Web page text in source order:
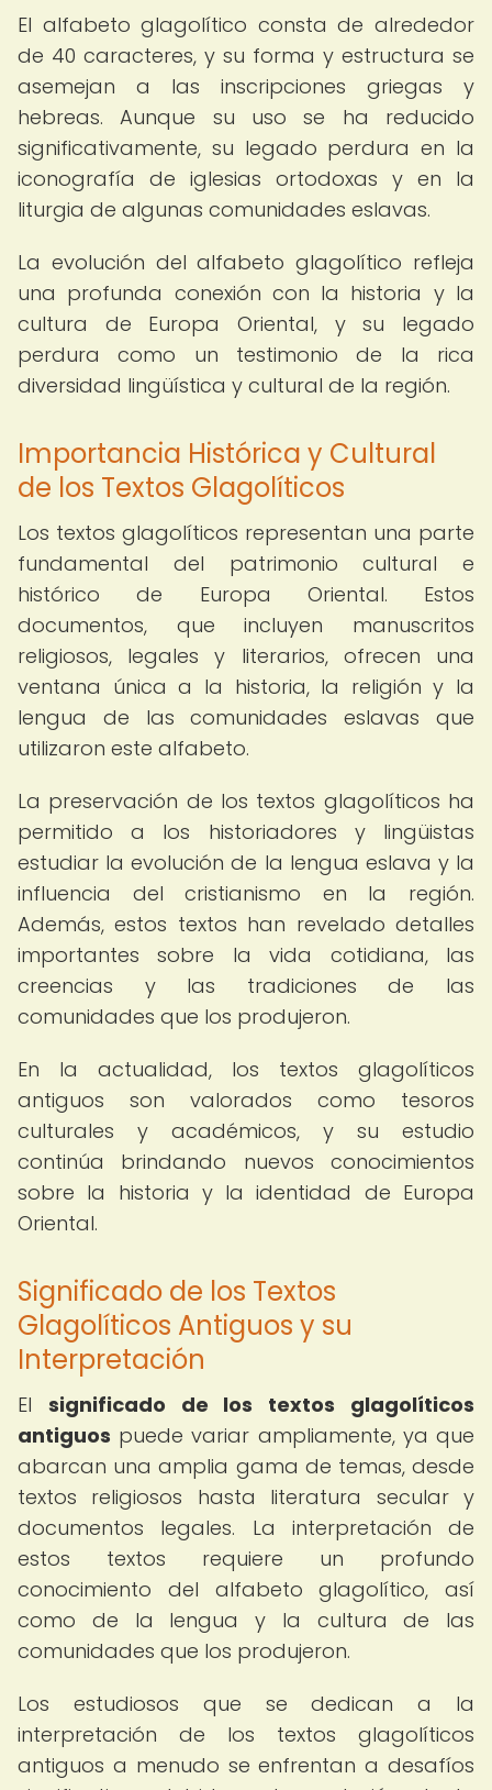
El alfabeto glagolítico consta de alrededor
de 40 caracteres, y su forma y estructura se
asemejan a las inscripciones griegas y
hebreas. Aunque su uso se ha reducido
significativamente, su legado perdura en la
iconografía de iglesias ortodoxas y en la
liturgia de algunas comunidades eslavas.
La evolución del alfabeto glagolítico refleja
una profunda conexión con la historia y la
cultura de Europa Oriental, y su legado
perdura como un testimonio de la rica
diversidad lingüística y cultural de la región.
Importancia Histórica y Cultural
de los Textos Glagolíticos
Los textos glagolíticos representan una parte
fundamental del patrimonio cultural e
histórico de Europa Oriental. Estos
documentos, que incluyen manuscritos
religiosos, legales y literarios, ofrecen una
ventana única a la historia, la religión y la
lengua de las comunidades eslavas que
utilizaron este alfabeto.
La preservación de los textos glagolíticos ha
permitido a los historiadores y lingüistas
estudiar la evolución de la lengua eslava y la
influencia del cristianismo en la región.
Además, estos textos han revelado detalles
importantes sobre la vida cotidiana, las
creencias y las tradiciones de las
comunidades que los produjeron.
En la actualidad, los textos glagolíticos
antiguos son valorados como tesoros
culturales y académicos, y su estudio
continúa brindando nuevos conocimientos
sobre la historia y la identidad de Europa
Oriental.
Significado de los Textos
Glagolíticos Antiguos y su
Interpretación
El significado de los textos glagolíticos
antiguos puede variar ampliamente, ya que
abarcan una amplia gama de temas, desde
textos religiosos hasta literatura secular y
documentos legales. La interpretación de
estos textos requiere un profundo
conocimiento del alfabeto glagolítico, así
como de la lengua y la cultura de las
comunidades que los produjeron.
Los estudiosos que se dedican a la
interpretación de los textos glagolíticos
antiguos a menudo se enfrentan a desafíos